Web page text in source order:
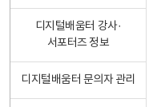
디지털배움터 강사·
서포터즈 정보
디지털배움터 문의자 관리